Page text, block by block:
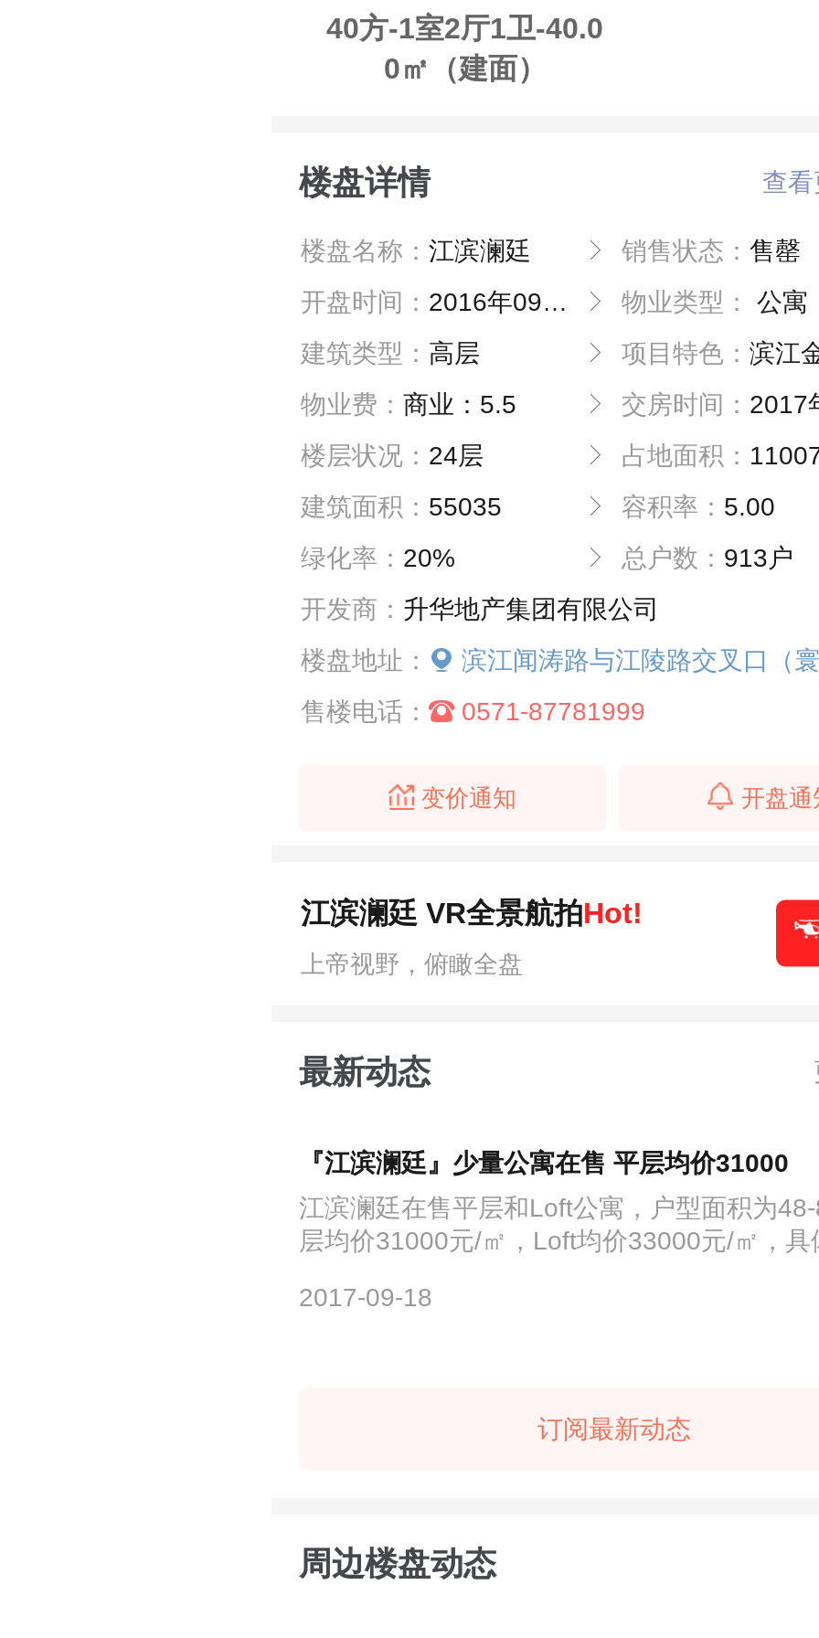
40方-1室2厅1卫-40.0
0㎡（建面）
楼盘详情 查
楼盘名称： 江滨澜廷 销售状态： 售罄
开盘时间： 2016年09月19日 物业类型：
公寓
建筑类型： 高层 项目特色： 滨江金融
物业费： 商业：5.5 交房时间： 2017年
楼层状况： 24层 占地面积：
建筑面积： 55035 容积率： 5.00
绿化率： 20% 总户数： 913户
开发商： 升华地产集团有限公司
楼盘地址：
滨江闻涛路与江陵路交叉口（寰宇天下
售楼电话：
0571-87781999
变价通知 开盘通
江滨澜廷 VR全景航拍Hot!
上帝视野，俯瞰全盘
最新动态
『江滨澜廷』少量公寓在售 平层均价31000
江滨澜廷在售平层和Loft公寓，户型面积为
层均价31000元/㎡，Loft均价33000元/㎡，具
2017-09-18
订阅最新动态
周边楼盘动态